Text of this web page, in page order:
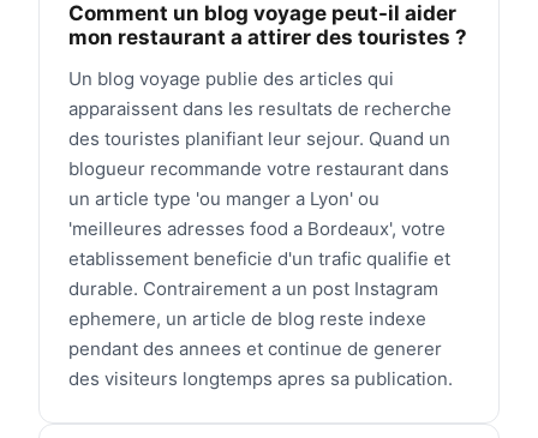
Comment un blog voyage peut-il aider
mon restaurant a attirer des touristes ?
Un blog voyage publie des articles qui
apparaissent dans les resultats de recherche
des touristes planifiant leur sejour. Quand un
blogueur recommande votre restaurant dans
un article type 'ou manger a Lyon' ou
'meilleures adresses food a Bordeaux', votre
etablissement beneficie d'un trafic qualifie et
durable. Contrairement a un post Instagram
ephemere, un article de blog reste indexe
pendant des annees et continue de generer
des visiteurs longtemps apres sa publication.